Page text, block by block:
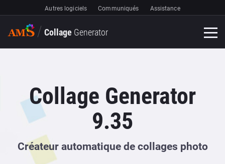
Autres logiciels Communiqués Assistance
Collage Generator
Collage Generator
9.35
Créateur automatique de collages photo